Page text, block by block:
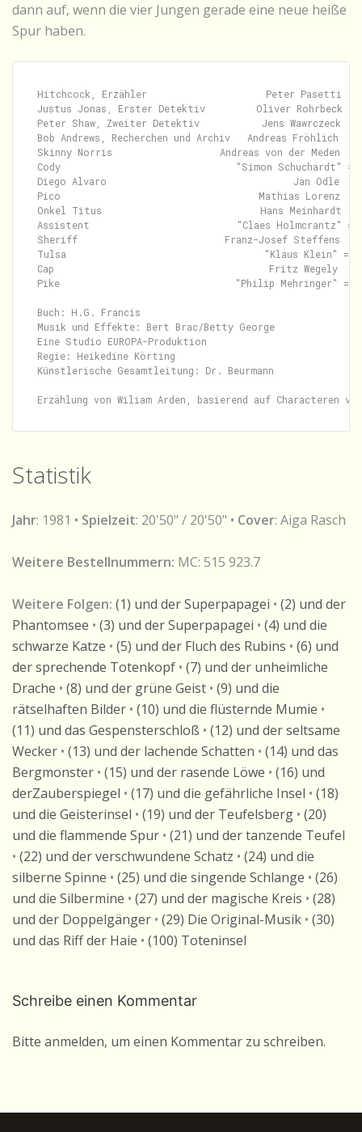
dann auf, wenn die vier Jungen gerade eine neue heiße
Spur haben.
Hitchcock, Erzähler                     Peter Pasetti
Justus Jonas, Erster Detektiv         Oliver Rohrbeck
Peter Shaw, Zweiter Detektiv           Jens Wawrczeck
Bob Andrews, Recherchen und Archiv   Andreas Fröhlich
Skinny Norris                   Andreas von der Meden
Cody                               "Simon Schuchardt" =
Diego Alvaro                                 Jan Odle
Pico                                   Mathias Lorenz
Onkel Titus                            Hans Meinhardt
Assistent                          "Claes Holmcrantz" =
Sheriff                          Franz-Josef Steffens
Tulsa                                   "Klaus Klein" =
Cap                                      Fritz Wegely
Pike                               "Philip Mehringer" =
Buch: H.G. Francis
Musik und Effekte: Bert Brac/Betty George
Eine Studio EUROPA-Produktion
Regie: Heikedine Körting
Künstlerische Gesamtleitung: Dr. Beurmann
Statistik
Jahr: 1981 • Spielzeit: 20'50" / 20'50" • Cover: Aiga Rasch
Weitere Bestellnummern: MC: 515 923.7
Weitere Folgen: (1) und der Superpapagei • (2) und der
Phantomsee • (3) und der Superpapagei • (4) und die
schwarze Katze • (5) und der Fluch des Rubins • (6) und
der sprechende Totenkopf • (7) und der unheimliche
Drache • (8) und der grüne Geist • (9) und die
rätselhaften Bilder • (10) und die flüsternde Mumie •
(11) und das Gespensterschloß • (12) und der seltsame
Wecker • (13) und der lachende Schatten • (14) und das
Bergmonster • (15) und der rasende Löwe • (16) und
derZauberspiegel • (17) und die gefährliche Insel • (18)
und die Geisterinsel • (19) und der Teufelsberg • (20)
und die flammende Spur • (21) und der tanzende Teufel
• (22) und der verschwundene Schatz • (24) und die
silberne Spinne • (25) und die singende Schlange • (26)
und die Silbermine • (27) und der magische Kreis • (28)
und der Doppelgänger • (29) Die Original-Musik • (30)
und das Riff der Haie • (100) Toteninsel
Schreibe einen Kommentar
Bitte anmelden, um einen Kommentar zu schreiben.